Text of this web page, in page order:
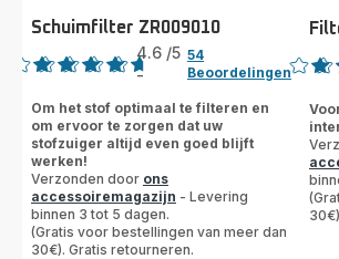
Schuimfilter ZR009010
Beoordeling
4.6 /5
-
54
Beoordelingen
Om het stof optimaal te filteren en
om ervoor te zorgen dat uw
stofzuiger altijd even goed blijft
werken!
Verzonden door ons
accessoiremagazijn - Levering
binnen 3 tot 5 dagen.
(Gratis voor bestellingen van meer dan
30€). Gratis retourneren.